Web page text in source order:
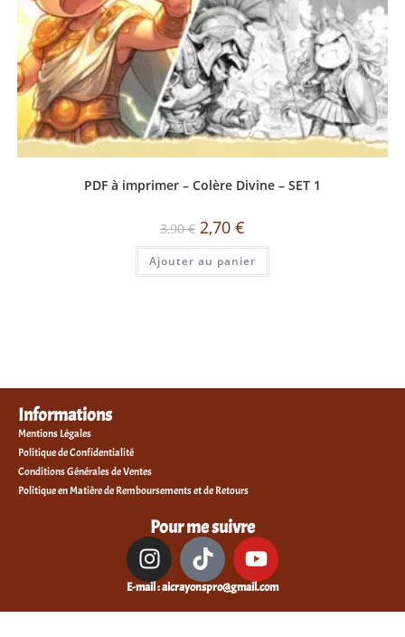
PDF à imprimer – Colère Divine – SET 1
3,90€ 2,70 €
Ajouter au panier
Informations
Mentions Légales
Politique de Confidentialité
Conditions Générales de Ventes
Politique en Matière de Remboursements et de Retours
Pour me suivre
E-mail : aicrayonspro@gmail.com